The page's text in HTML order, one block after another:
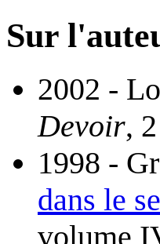
Sur
2002 -
Devoir,
1998 -
dans le
volume